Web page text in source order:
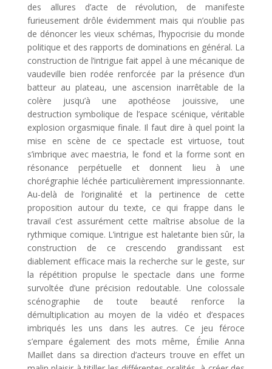
des allures d’acte de révolution, de manifeste
furieusement drôle évidemment mais qui n’oublie pas
de dénoncer les vieux schémas, l’hypocrisie du monde
politique et des rapports de dominations en général. La
construction de l’intrigue fait appel à une mécanique de
vaudeville bien rodée renforcée par la présence d’un
batteur au plateau, une ascension inarrêtable de la
colère jusqu’à une apothéose jouissive, une
destruction symbolique de l’espace scénique, véritable
explosion orgasmique finale. Il faut dire à quel point la
mise en scène de ce spectacle est virtuose, tout
s’imbrique avec maestria, le fond et la forme sont en
résonance perpétuelle et donnent lieu à une
chorégraphie léchée particulièrement impressionnante.
Au-delà de l’originalité et la pertinence de cette
proposition autour du texte, ce qui frappe dans le
travail c’est assurément cette maîtrise absolue de la
rythmique comique. L’intrigue est haletante bien sûr, la
construction de ce crescendo grandissant est
diablement efficace mais la recherche sur le geste, sur
la répétition propulse le spectacle dans une forme
survoltée d’une précision redoutable. Une colossale
scénographie de toute beauté renforce la
démultiplication au moyen de la vidéo et d’espaces
imbriqués les uns dans les autres. Ce jeu féroce
s’empare également des mots même, Émilie Anna
Maillet dans sa direction d’acteurs trouve en effet un